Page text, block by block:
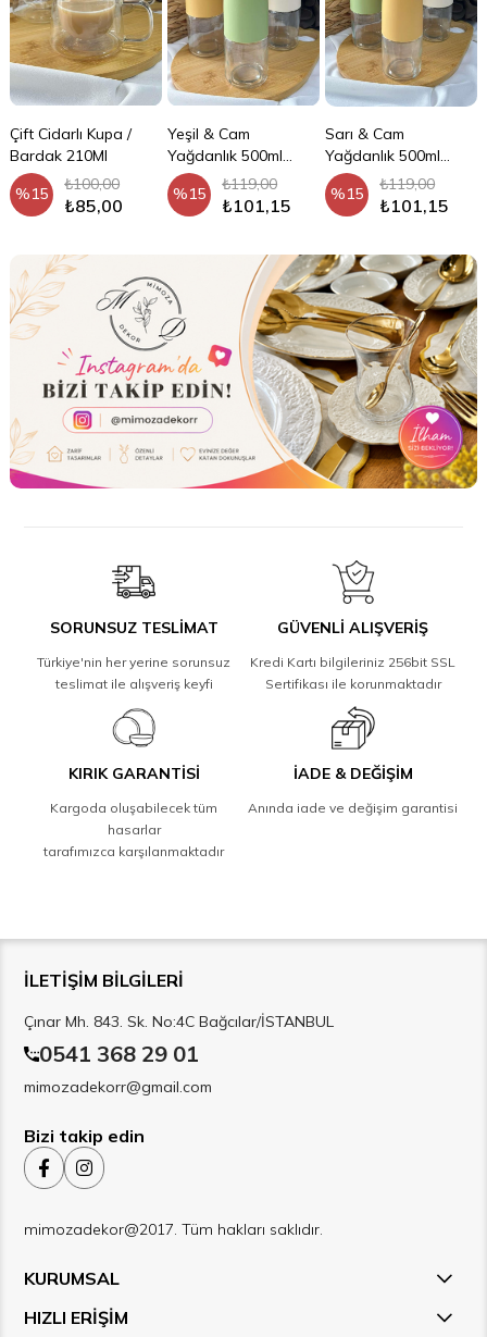
Çift Cidarlı Kupa /
Bardak 210Ml
%15
₺85,00
₺100,00
Yeşil & Cam
Yağdanlık 500ml
Yerçekimi Otomatik
Kapak Stilli
Damlatmayan Ağızlı
%15
₺101,15
₺119,00
Sarı & Cam
Yağdanlık 500ml
Yerçekimi Otomatik
Kapak Stilli
Damlatmayan Ağızlı
%15
₺101,15
₺119,00
SORUNSUZ TESLİMAT
Türkiye'nin her yerine sorunsuz
teslimat ile alışveriş keyfi
GÜVENLİ ALIŞVERİŞ
Kredi Kartı bilgileriniz 256bit SSL
Sertifikası ile korunmaktadır
KIRIK GARANTİSİ
Kargoda oluşabilecek tüm
hasarlar
tarafımızca karşılanmaktadır
İADE & DEĞİŞİM
Anında iade ve değişim garantisi
İLETİŞİM BİLGİLERİ
Çınar Mh. 843. Sk. No:4C Bağcılar/İSTANBUL
0541 368 29 01
mimozadekorr@gmail.com
Bizi takip edin
mimozadekor@2017. Tüm hakları saklıdır.
KURUMSAL
HIZLI ERİŞİM